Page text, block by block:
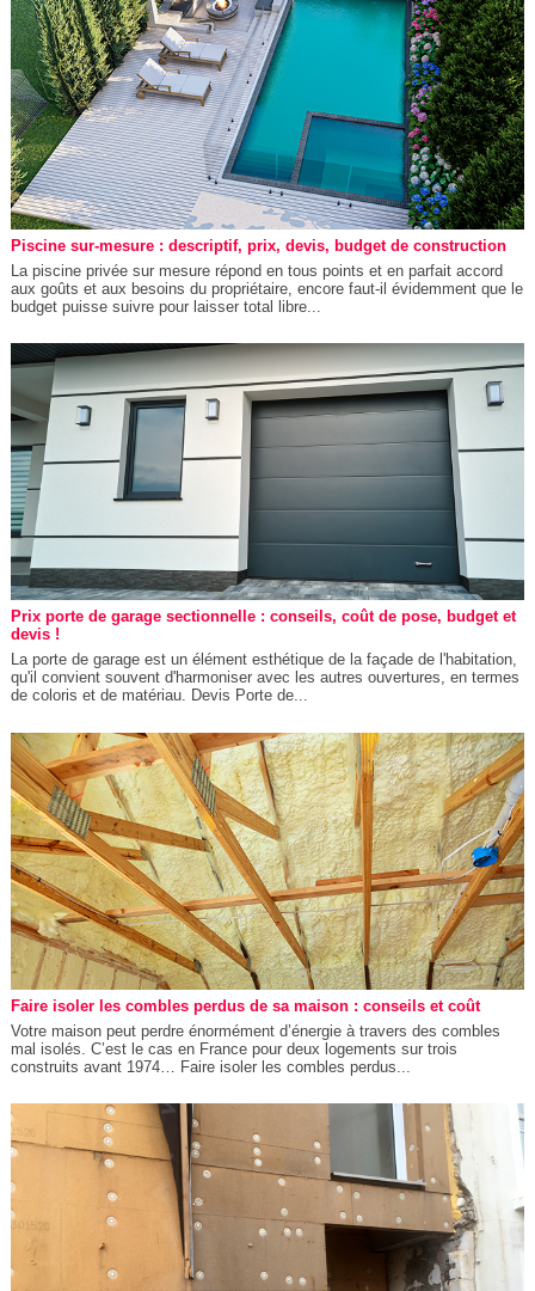
Piscine sur-mesure : descriptif, prix, devis, budget de construction
La piscine privée sur mesure répond en tous points et en parfait accord
aux goûts et aux besoins du propriétaire, encore faut-il évidemment que le
budget puisse suivre pour laisser total libre...
Prix porte de garage sectionnelle : conseils, coût de pose, budget et
devis !
La porte de garage est un élément esthétique de la façade de l'habitation,
qu'il convient souvent d'harmoniser avec les autres ouvertures, en termes
de coloris et de matériau. Devis Porte de...
Faire isoler les combles perdus de sa maison : conseils et coût
Votre maison peut perdre énormément d’énergie à travers des combles
mal isolés. C’est le cas en France pour deux logements sur trois
construits avant 1974… Faire isoler les combles perdus...